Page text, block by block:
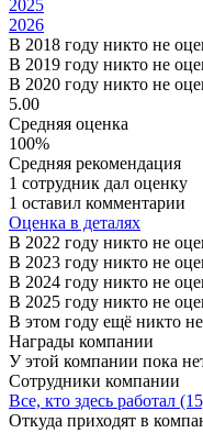
2025
2026
В 2018 году никто не
В 2019 году никто не
В 2020 году никто не
5.00
Средняя оценка
100%
Средняя рекомендация
1 сотрудник дал оценку
1 оставил комментарии
Оценка в деталях
В 2022 году никто не
В 2023 году никто не
В 2024 году никто не
В 2025 году никто не
В этом году ещё никто
Награды компании
У этой компании пока
Сотрудники компании
Все, кто здесь работал
Откуда приходят в